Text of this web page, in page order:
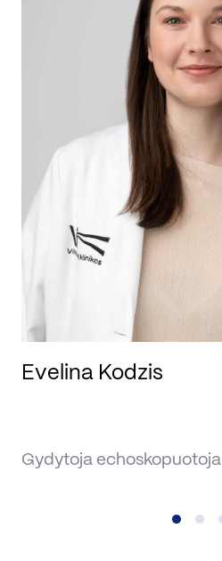
Evelina Kodzis
Gydytoja echoskopuotoja